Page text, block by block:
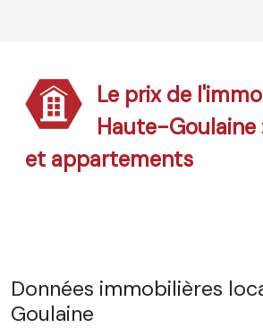
Le prix de
Haute-Goulaine
et appartements
Données immobilières
Goulaine